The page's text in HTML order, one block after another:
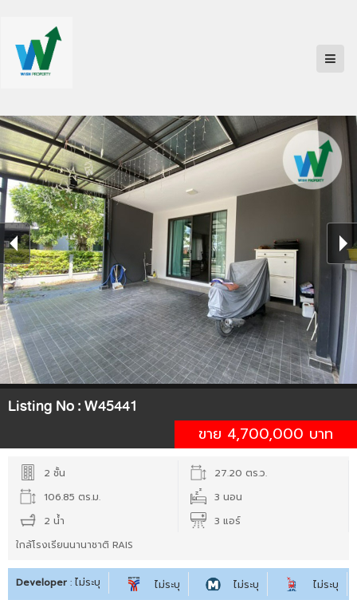
Listing No :W45441
ขาย 4,700,000 บาท
2 ชั้น
27.20 ตร.ว.
106.85 ตร.ม.
3 นอน
2 น้ำ
3 แอร์
ใกล้โรงเรียนนานาชาติ RAIS
Developer : ไม่ระบุ ไม่ระบุ ไม่ระบุ ไม่ระบุ